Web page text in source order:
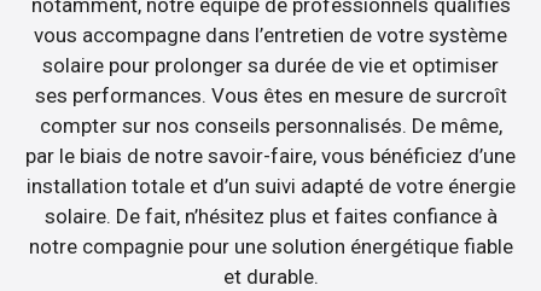
notamment, notre équipe de professionnels qualifiés
vous accompagne dans l’entretien de votre système
solaire pour prolonger sa durée de vie et optimiser
ses performances. Vous êtes en mesure de surcroît
compter sur nos conseils personnalisés. De même,
par le biais de notre savoir-faire, vous bénéficiez d’une
installation totale et d’un suivi adapté de votre énergie
solaire. De fait, n’hésitez plus et faites confiance à
notre compagnie pour une solution énergétique fiable
et durable.